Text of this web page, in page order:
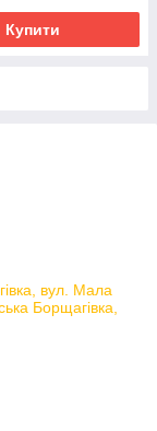
Купити
вул. Мала
Борщагівка,